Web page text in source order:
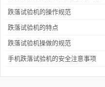
跌落试验机的操作规范
跌落试验机的特点
跌落试验机操做的规范
手机跌落试验机的安全注意事项